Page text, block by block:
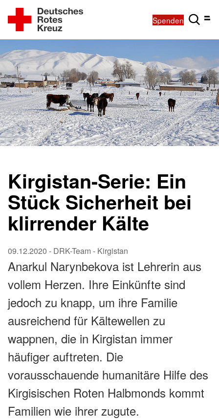
Spenden
Kirgistan-Serie: Ein
Stück Sicherheit bei
klirrender Kälte
09.12.2020 - DRK-Team- Kirgistan
Anarkul Narynbekova ist Lehrerin aus
vollem Herzen. Ihre Einkünfte sind
jedoch zu knapp, um ihre Familie
ausreichend für Kältewellen zu
wappnen, die in Kirgistan immer
häufiger auftreten. Die
vorausschauende humanitäre Hilfe des
Kirgisischen Roten Halbmonds kommt
Familien wie ihrer zugute.